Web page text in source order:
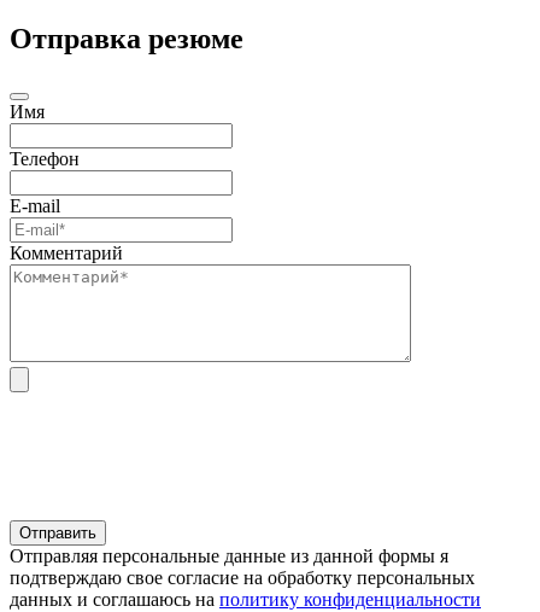
Отправка резюме
Имя
Телефон
E-mail
Комментарий
Отправляя персональные данные из данной формы я
подтверждаю свое согласие на обработку персональных
данных и соглашаюсь на политику конфиденциальности